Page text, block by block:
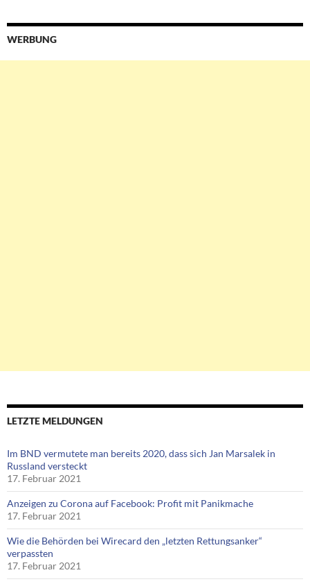
WERBUNG
LETZTE MELDUNGEN
Im BND vermutete man bereits 2020, dass sich Jan Marsalek in
Russland versteckt
17. Februar 2021
Anzeigen zu Corona auf Facebook: Profit mit Panikmache
17. Februar 2021
Wie die Behörden bei Wirecard den „letzten Rettungsanker“
verpassten
17. Februar 2021